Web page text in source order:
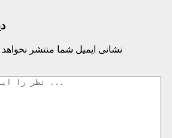
نشانی ایمیل شما منتشر